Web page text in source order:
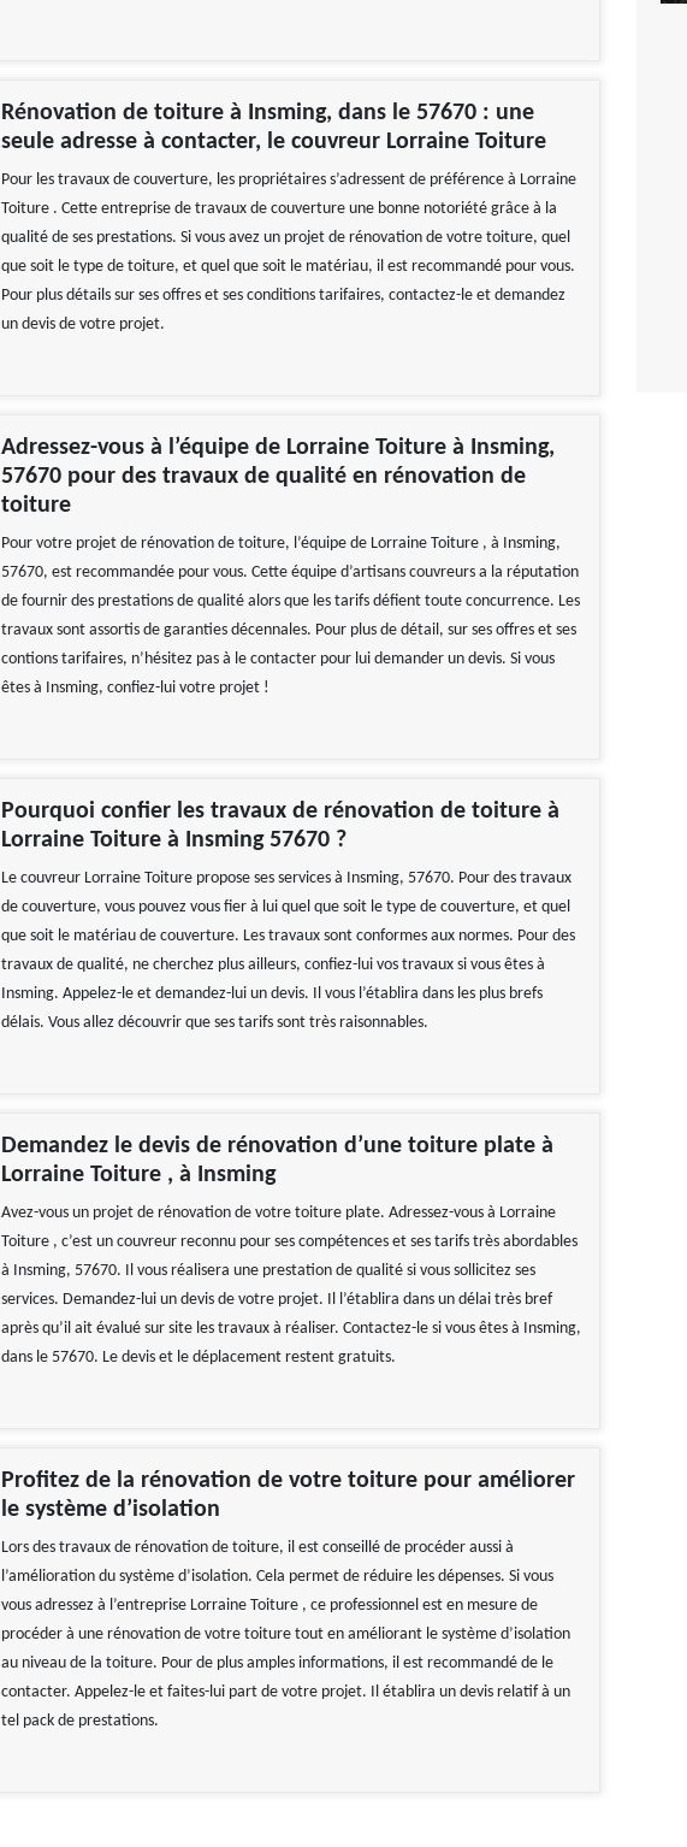
Rénovation de toiture à Insming, dans le 57670 : une
seule adresse à contacter, le couvreur Lorraine Toiture
Pour les travaux de couverture, les propriétaires s’adressent de préférence à Lorraine
Toiture . Cette entreprise de travaux de couverture une bonne notoriété grâce à la
qualité de ses prestations. Si vous avez un projet de rénovation de votre toiture, quel
que soit le type de toiture, et quel que soit le matériau, il est recommandé pour vous.
Pour plus détails sur ses offres et ses conditions tarifaires, contactez-le et demandez
un devis de votre projet.
Adressez-vous à l’équipe de Lorraine Toiture à Insming,
57670 pour des travaux de qualité en rénovation de
toiture
Pour votre projet de rénovation de toiture, l’équipe de Lorraine Toiture , à Insming,
57670, est recommandée pour vous. Cette équipe d’artisans couvreurs a la réputation
de fournir des prestations de qualité alors que les tarifs défient toute concurrence. Les
travaux sont assortis de garanties décennales. Pour plus de détail, sur ses offres et ses
contions tarifaires, n’hésitez pas à le contacter pour lui demander un devis. Si vous
êtes à Insming, confiez-lui votre projet !
Pourquoi confier les travaux de rénovation de toiture à
Lorraine Toiture à Insming 57670 ?
Le couvreur Lorraine Toiture propose ses services à Insming, 57670. Pour des travaux
de couverture, vous pouvez vous fier à lui quel que soit le type de couverture, et quel
que soit le matériau de couverture. Les travaux sont conformes aux normes. Pour des
travaux de qualité, ne cherchez plus ailleurs, confiez-lui vos travaux si vous êtes à
Insming. Appelez-le et demandez-lui un devis. Il vous l’établira dans les plus brefs
délais. Vous allez découvrir que ses tarifs sont très raisonnables.
Demandez le devis de rénovation d’une toiture plate à
Lorraine Toiture , à Insming
Avez-vous un projet de rénovation de votre toiture plate. Adressez-vous à Lorraine
Toiture , c’est un couvreur reconnu pour ses compétences et ses tarifs très abordables
à Insming, 57670. Il vous réalisera une prestation de qualité si vous sollicitez ses
services. Demandez-lui un devis de votre projet. Il l’établira dans un délai très bref
après qu’il ait évalué sur site les travaux à réaliser. Contactez-le si vous êtes à Insming,
dans le 57670. Le devis et le déplacement restent gratuits.
Profitez de la rénovation de votre toiture pour améliorer
le système d’isolation
Lors des travaux de rénovation de toiture, il est conseillé de procéder aussi à
l’amélioration du système d’isolation. Cela permet de réduire les dépenses. Si vous
vous adressez à l’entreprise Lorraine Toiture , ce professionnel est en mesure de
procéder à une rénovation de votre toiture tout en améliorant le système d’isolation
au niveau de la toiture. Pour de plus amples informations, il est recommandé de le
contacter. Appelez-le et faites-lui part de votre projet. Il établira un devis relatif à un
tel pack de prestations.